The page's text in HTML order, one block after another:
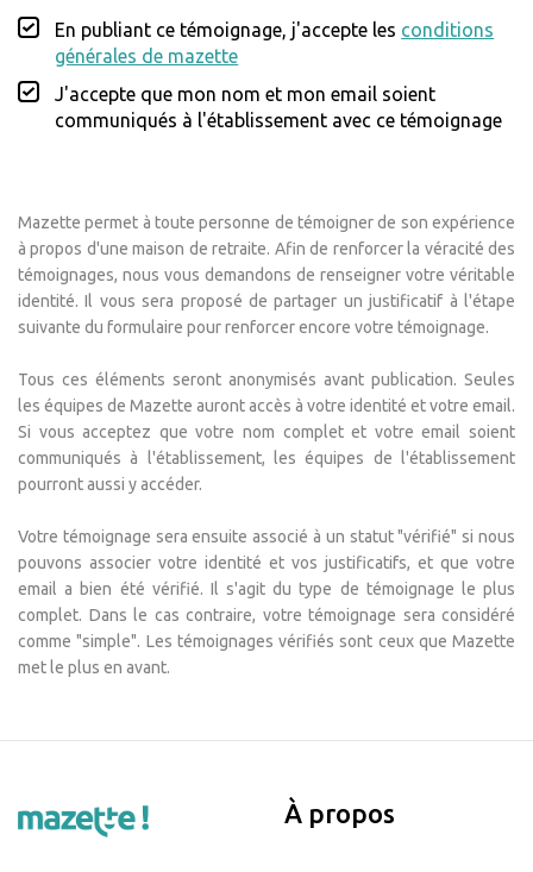
En publiant ce témoignage, j'accepte les conditions
générales de mazette
J'accepte que mon nom et mon email soient
communiqués à l'établissement avec ce témoignage
Mazette permet à toute personne de témoigner de son expérience
à propos d'une maison de retraite. Afin de renforcer la véracité des
témoignages, nous vous demandons de renseigner votre véritable
identité. Il vous sera proposé de partager un justificatif à l'étape
suivante du formulaire pour renforcer encore votre témoignage.
Tous ces éléments seront anonymisés avant publication. Seules
les équipes de Mazette auront accès à votre identité et votre email.
Si vous acceptez que votre nom complet et votre email soient
communiqués à l'établissement, les équipes de l'établissement
pourront aussi y accéder.
Votre témoignage sera ensuite associé à un statut "vérifié" si nous
pouvons associer votre identité et vos justificatifs, et que votre
email a bien été vérifié. Il s'agit du type de témoignage le plus
complet. Dans le cas contraire, votre témoignage sera considéré
comme "simple". Les témoignages vérifiés sont ceux que Mazette
met le plus en avant.
À propos